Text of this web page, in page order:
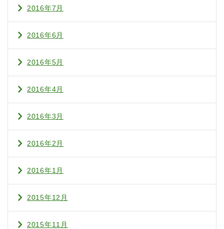
2016年7月
2016年6月
2016年5月
2016年4月
2016年3月
2016年2月
2016年1月
2015年12月
2015年11月